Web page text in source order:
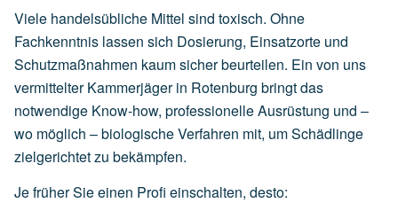
Viele handelsübliche Mittel sind toxisch. Ohne
Fachkenntnis lassen sich Dosierung, Einsatzorte und
Schutzmaßnahmen kaum sicher beurteilen. Ein von uns
vermittelter Kammerjäger in Rotenburg bringt das
notwendige Know-how, professionelle Ausrüstung und –
wo möglich – biologische Verfahren mit, um Schädlinge
zielgerichtet zu bekämpfen.
Je früher Sie einen Profi einschalten, desto: